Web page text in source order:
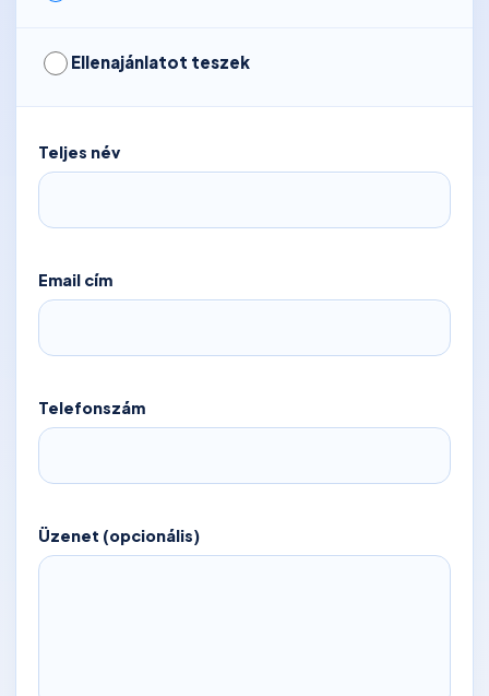
Ellenajánlatot teszek
Teljes név
Email cím
Telefonszám
Üzenet (opcionális)